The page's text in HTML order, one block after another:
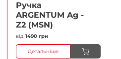
Ручка
ARGENTUM Ag -
Z2 (MSN)
від 1490 грн
Детальніше